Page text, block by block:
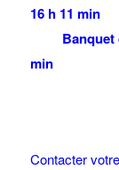
16 h 11 min
Banquet
min
Contacter